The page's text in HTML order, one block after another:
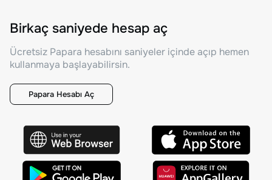
Birkaç saniyede hesap aç
Ücretsiz Papara hesabını saniyeler içinde açıp hemen
kullanmaya başlayabilirsin.
Papara Hesabı Aç